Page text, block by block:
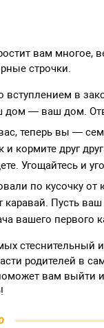
вам многое,
строчки.
в
— ваш дом.
теперь вы —
и кормите друг
Угощайтесь и
по кусочку от
каравай. Пусть
вашего
родителей в
вам выйти